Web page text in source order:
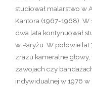
studiował malarstwo w
Kantora (1967-1968). W
dwa lata kontynuował
w Paryżu. W połowie
zrazu kameralne
zawojach czy
indywidualnej w 1976 w